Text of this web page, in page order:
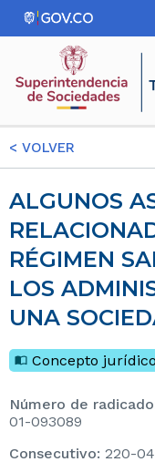
< VOLVER
ALGUNOS ASPECTOS
RÉGIMEN
LOS
UNA
Concepto jurídico
Número de radicado
01-093089
consecutivo: 220-